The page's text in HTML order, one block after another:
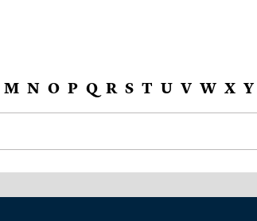
M N O P Q R S T U V W X Y